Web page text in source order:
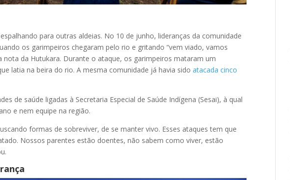
para outras aldeias. No 10 de junho, lideranças da comunidade
os garimpeiros chegaram pelo rio e gritando “vem viado, vamos
nota da Hutukara. Durante o ataque, os garimpeiros mataram um
latia na beira do rio. A mesma comunidade já havia sidoatacada cinco
de saúde ligadas à Secretaria Especial de Saúde Indígena (Sesai), à qual
e nem equipe na região.
formas de sobreviver, de se manter vivo. Esses ataques tem que
Nossos parentes estão doentes, não sabem como viver, estão